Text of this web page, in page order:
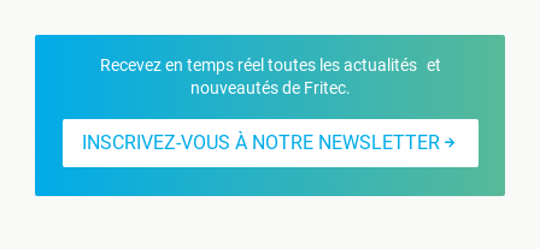
Recevez en temps réel toutes les actualités et
nouveautés de Fritec.
INSCRIVEZ-VOUS À NOTRE NEWSLETTER